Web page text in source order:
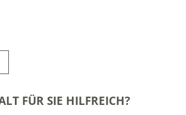
FÜR SIE HILFREICH?